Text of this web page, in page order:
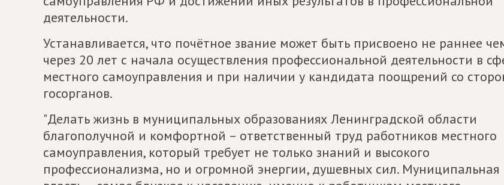
деятельности.
Устанавливается, что почётное звание может быть присвоено не раннее
через 20 лет с начала осуществления профессиональной деятельности в
местного самоуправления и при наличии у кандидата поощрений со
госорганов.
"Делать жизнь в муниципальных образованиях Ленинградской области
благополучной и комфортной – ответственный труд работников местного
самоуправления, который требует не только знаний и высокого
профессионализма, но и огромной энергии, душевных сил. Муниципальная